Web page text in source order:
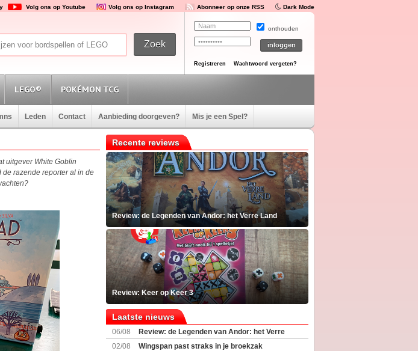
Volg ons op Youtube Volg ons op Instagram Abonneer op onze RSS Dark Mode
onthouden
Registreren Wachtwoord vergeten?
LEGO® POKÉMON TCG
Leden Contact Aanbieding doorgeven? Mis je een Spel?
uitgever White Goblin
razende reporter al in de
Recente reviews
Review: de Legenden van Andor: het Verre Land
Review: Keer op Keer 3
Laatste nieuws
06/08
Review: de Legenden van Andor: het Verre
Land
02/08
Wingspan past straks in je broekzak